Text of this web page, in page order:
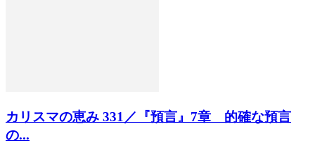
カリスマの恵み 331／『預言』7章 的確な預言
の...